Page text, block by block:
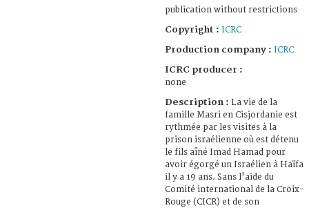
publication without restrictions
Copyright : ICRC
Production company : ICRC
ICRC producer :
none
Description : La vie de la
famille Masri en Cisjordanie est
rythmée par les visites à la
prison israélienne où est détenu
le fils aîné Imad Hamad pour
avoir égorgé un Israélien à Haïfa
il y a 19 ans. Sans l'aide du
Comité international de la Croix-
Rouge (CICR) et de son